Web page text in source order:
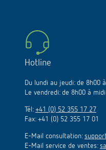
Hotline
Du lundi au jeudi: de 8h00
Le vendredi: de 8h00 à
Tél: +41 (0) 52 355 17 27
Fax: +41 (0) 52 355 17 01
E-Mail consultation:
E-Mail service de ventes: